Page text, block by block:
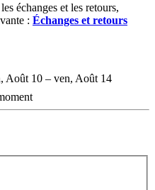
échanges et les retours,
: Échanges et retours
Août 10 – ven, Août 14